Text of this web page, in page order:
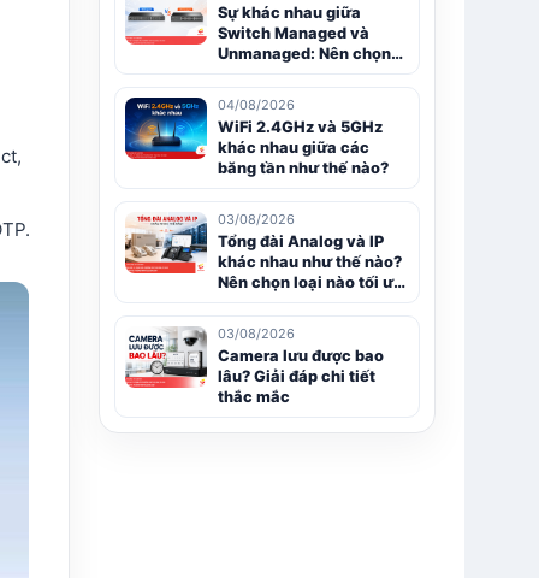
Sự khác nhau giữa
Switch Managed và
Unmanaged: Nên chọn
04/08/2026
WiFi 2.4GHz và 5GHz
khác nhau giữa các
băng tần như thế nào?
03/08/2026
Tổng đài Analog và IP
khác nhau như thế nào?
Nên chọn loại nào tối ưu
03/08/2026
Camera lưu được bao
lâu? Giải đáp chi tiết
thắc mắc